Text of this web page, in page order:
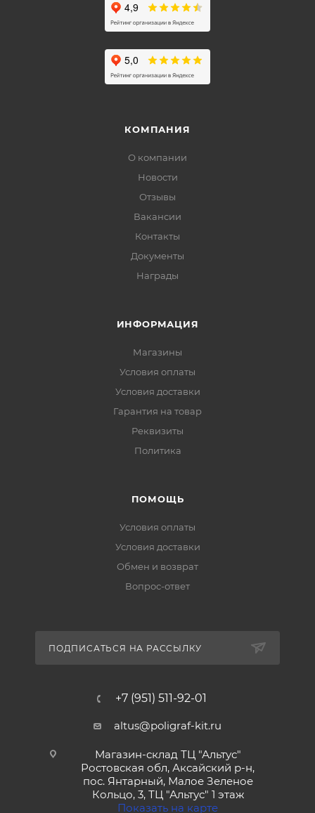
КОМПАНИЯ
О компании
Новости
Отзывы
Вакансии
Контакты
Документы
Награды
ИНФОРМАЦИЯ
Магазины
Условия оплаты
Условия доставки
Гарантия на товар
Реквизиты
Политика
ПОМОЩЬ
Условия оплаты
Условия доставки
Обмен и возврат
Вопрос-ответ
ПОДПИСАТЬСЯ НА РАССЫЛКУ
+7 (951) 511-92-01
altus@poligraf-kit.ru
Магазин-склад ТЦ "Альтус"
Ростовская обл, Аксайский р-н,
пос. Янтарный, Малое Зеленое
Кольцо, 3, ТЦ "Альтус" 1 этаж
Показать на карте